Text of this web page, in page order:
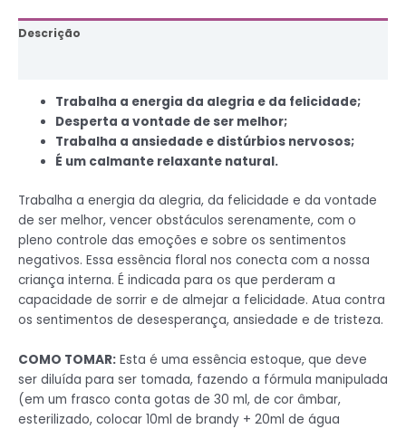
Descrição
Trabalha a energia da alegria e da felicidade;
Desperta a vontade de ser melhor;
Trabalha a ansiedade e distúrbios nervosos;
É um calmante relaxante natural.
Trabalha a energia da alegria, da felicidade e da vontade
de ser melhor, vencer obstáculos serenamente, com o
pleno controle das emoções e sobre os sentimentos
negativos. Essa essência floral nos conecta com a nossa
criança interna. É indicada para os que perderam a
capacidade de sorrir e de almejar a felicidade. Atua contra
os sentimentos de desesperança, ansiedade e de tristeza.
COMO TOMAR: Esta é uma essência estoque, que deve
ser diluída para ser tomada, fazendo a fórmula manipulada
(em um frasco conta gotas de 30 ml, de cor âmbar,
esterilizado, colocar 10ml de brandy + 20ml de água